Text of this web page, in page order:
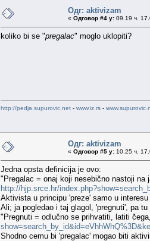
Одг: aktivizam
« Одговор #4 у: 09.19 ч.
koliko bi se "pregalac" moglo uklopiti?
http://pedja.supurovic.net - www.iz.rs -
Одг: aktivizam
« Одговор #5 у: 10.25 ч.
Jedna opsta definicija je ovo:
"Pregalac = onaj koji nesebično nastoji na
http://hjp.srce.hr/
Aktivista u principu 'preze' samo u
Ali; ja pogledao i taj glagol, 'pregnuti', pa
"Pregnuti = odlučno se prihvatiti, latiti
Shodno cemu bi 'pregalac' mogao biti